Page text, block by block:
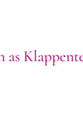
as